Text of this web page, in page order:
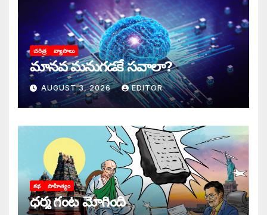
చరిత్ర వ్యాసాలు
మానవ మనుగడకే సవాలా?
AUGUST 3, 2026 EDITOR
కథ సాహిత్యం
ధర్మ గంట మోగింది